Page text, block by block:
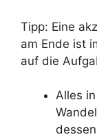
Tipp: Eine
am Ende ist
auf die
Alles